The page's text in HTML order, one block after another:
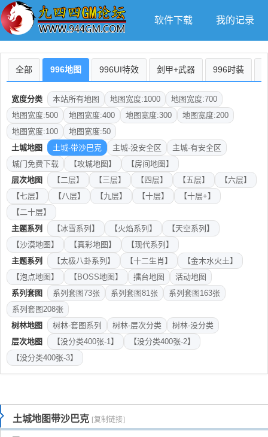
软件下载 我的记录
全部 996地图 996UI特效 剑甲+武器 996时装
宽度分类 本站所有地图 地图宽度:1000
地图宽度:700
地图宽度:500
地图宽度:400 地图宽度:300
地图宽度:200
地图宽度:100
地图宽度:50
土城地图
土城-带沙巴克 主城-没安全区
主城-有安全区
城门免费下载
【攻城地图】
【房间地图】
层次地图
【二层】 【三层】 【四层】 【五层】
【六层】
【七层】
【八层】 【九层】 【十层】
【十层+】
【二十层】
主题系列
【冰雪系列】 【火焰系列】
【天空系列】
【沙漠地图】
【真彩地图】
【现代系列】
主题系列
【太极八卦系列】 【十二生肖】
【金木水火土】
【泡点地图】
【BOSS地图】 擂台地图
活动地图
系列套图
系列套图73张 系列套图81张
系列套图163张
系列套图208张
树林地图
树林-套图系列 树林-层次分类
树林-没分类
层次地图
【没分类400张-1】
【没分类400张-2】
【没分类400张-3】
土城地图带沙巴克 [复制链接]